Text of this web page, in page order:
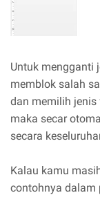
Untuk mengganti
memblok salah
dan memilih
maka secar
secara
Kalau kamu
contohnya dalam